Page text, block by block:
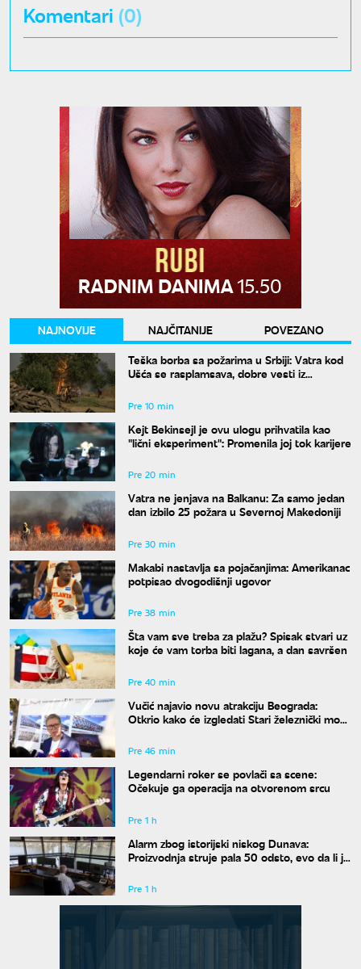
Komentari (0)
NAJNOVIJE NAJČITANIJE
POVEZANO
Teška borba sa požarima u Srbiji: Vatra kod
Ušća se rasplamsava, dobre vesti iz
Pre 10 min
Kejt Bekinsejl je ovu ulogu prihvatila kao
"lični eksperiment": Promenila joj tok karijere
Pre 20 min
Vatra ne jenjava na Balkanu: Za samo jedan
dan izbilo 25 požara u Severnoj Makedoniji
Pre 30 min
Makabi nastavlja sa pojačanjima: Amerikanac
potpisao dvogodišnji ugovor
Pre 38 min
Šta vam sve treba za plažu? Spisak stvari uz
koje će vam torba biti lagana, a dan savršen
Pre 40 min
Vučić najavio novu atrakciju Beograda:
Otkrio kako će izgledati Stari železnički most
Pre 46 min
Legendarni roker se povlači sa scene:
Očekuje ga operacija na otvorenom srcu
Pre 1 h
Alarm zbog istorijski niskog Dunava:
Proizvodnja struje pala 50 odsto, evo da li je
Pre 1 h